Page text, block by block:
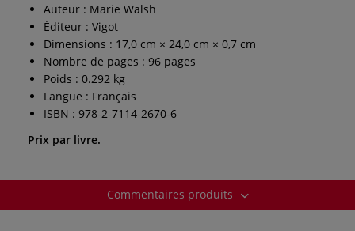
Auteur : Marie Walsh
Éditeur : Vigot
Dimensions : 17,0 cm × 24,0 cm × 0,7 cm
Nombre de pages : 96 pages
Poids : 0.292 kg
Langue : Français
ISBN : 978-2-7114-2670-6
Prix par livre.
Commentaires produits